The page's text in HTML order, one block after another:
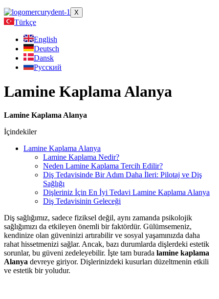
X
Türkçe
English
Deutsch
Dansk
Русский
Lamine Kaplama Alanya
Lamine Kaplama Alanya
İçindekiler
Lamine Kaplama Alanya
Lamine Kaplama Nedir?
Neden Lamine Kaplama Tercih Edilir?
Diş Tedavisinde Bir Adım Daha İleri: Pilotaj ve Diş
Sağlığı
Dişleriniz İçin En İyi Tedavi Lamine Kaplama Alanya
Diş Tedavisinin Geleceği
Diş sağlığımız, sadece fiziksel değil, aynı zamanda psikolojik
sağlığımızı da etkileyen önemli bir faktördür. Gülümsemeniz,
kendinize olan güveninizi artırabilir ve sosyal yaşamınızda daha
rahat hissetmenizi sağlar. Ancak, bazı durumlarda dişlerdeki estetik
sorunlar, bu güveni zedeleyebilir. İşte tam burada lamine kaplama
Alanya devreye giriyor. Dişlerinizdeki kusurları düzeltmenin etkili
ve estetik bir yoludur.